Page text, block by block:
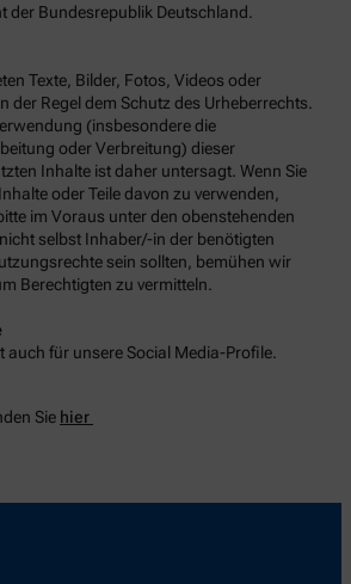
der Bundesrepublik Deutschland.
Texte, Bilder, Fotos, Videos oder
der Regel dem Schutz des Urheberrechts.
(insbesondere die
oder Verbreitung) dieser
Inhalte ist daher untersagt. Wenn Sie
oder Teile davon zu verwenden,
im Voraus unter den obenstehenden
selbst Inhaber/-in der benötigten
sein sollten, bemühen wir
Berechtigten zu vermitteln.
auch für unsere Social Media-Profile.
Sie hier